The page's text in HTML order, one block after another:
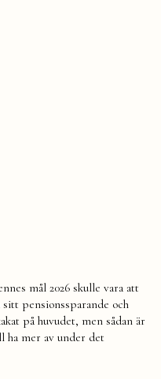
mål 2026 skulle vara att
pensionssparande och
på huvudet, men sådan är
ha mer av under det